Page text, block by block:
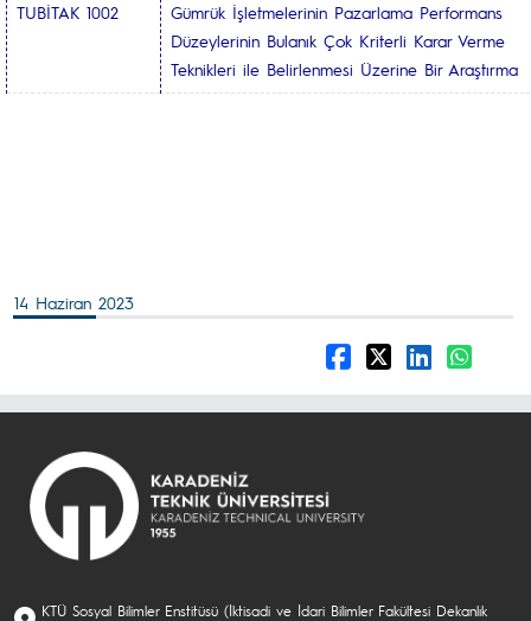
TUBİTAK 1002
Gümrük İşletmelerinin Pazarlama Performans
Düzeylerinin Bulanık Çok Kriterli Karar Verme
Teknikleri ile Belirlenmesi Üzerine Bir Araştırma
14 Haziran 2023
KTÜ Sosyal Bilimler Enstitüsü (İktisadi ve İdari Bilimler Fakültesi Dekanlık